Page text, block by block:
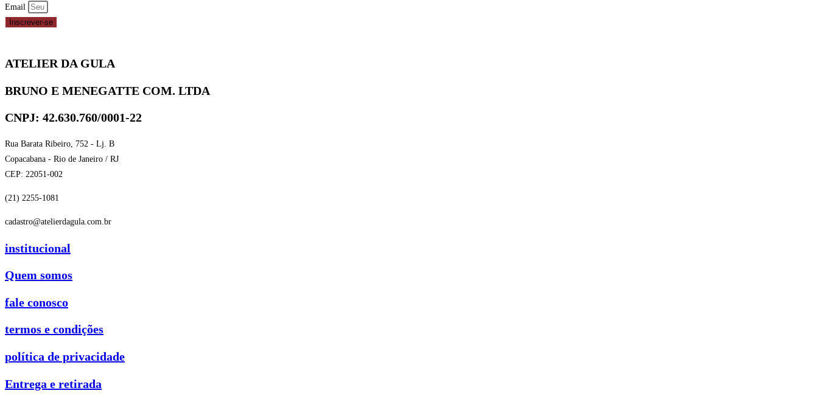
Email
Inscrever-se
ATELIER DA GULA
BRUNO E MENEGATTE COM. LTDA
CNPJ: 42.630.760/0001-22
Rua Barata Ribeiro, 752 - Lj. B
Copacabana - Rio de Janeiro / RJ
CEP: 22051-002
(21) 2255-1081
cadastro@atelierdagula.com.br
institucional
Quem somos
fale conosco
termos e condições
política de privacidade
Entrega e retirada